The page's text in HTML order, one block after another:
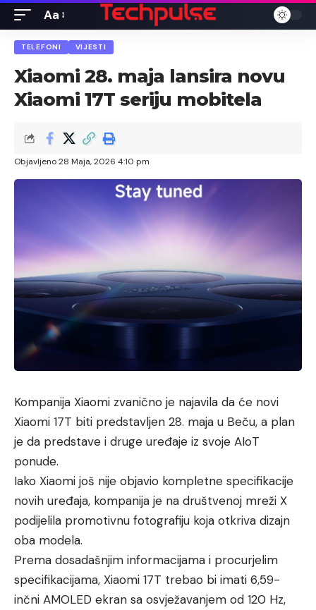
Font
Resizer
Aa
TELEFONI VIJESTI
Xiaomi 28. maja lansira novu
Xiaomi 17T seriju mobitela
Objavljeno 28 Maja, 2026 4:10 pm
Kompanija Xiaomi zvanično je najavila da će novi
Xiaomi 17T biti predstavljen 28. maja u Beču, a plan
je da predstave i druge uređaje iz svoje AIoT
ponude.
Iako Xiaomi još nije objavio kompletne specifikacije
novih uređaja, kompanija je na društvenoj mreži X
podijelila promotivnu fotografiju koja otkriva dizajn
oba modela.
Prema dosadašnjim informacijama i procurjelim
specifikacijama, Xiaomi 17T trebao bi imati 6,59-
inčni AMOLED ekran sa osvježavanjem od 120 Hz,